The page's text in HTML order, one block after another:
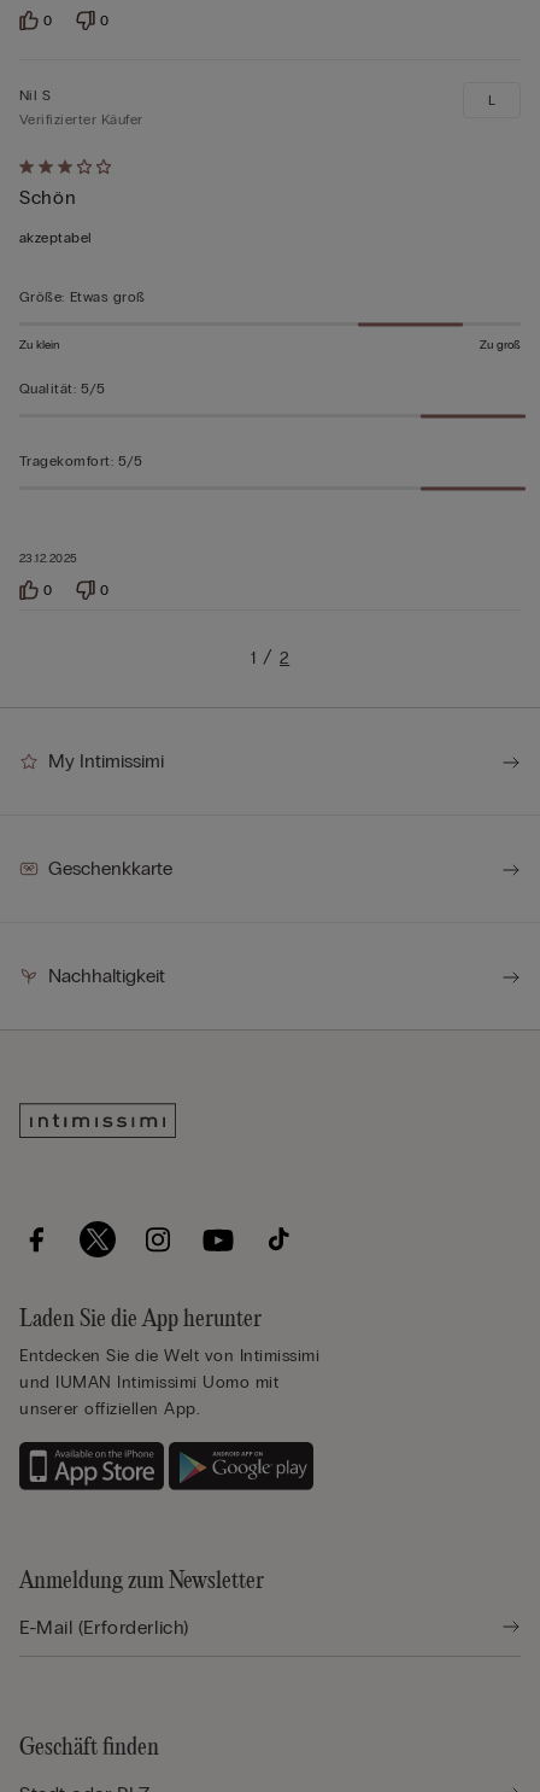
0 0
Mit
3
von
bewertet
23.12.2025
Nil S
Verifizierter Käufer
Schön
akzeptabel
L
Größe: Etwas groß
Zu klein Zu groß
Qualität: 5/5
Tragekomfort: 5/5
0 0
1 2
My Intimissimi
Geschenkkarte
Nachhaltigkeit
Laden Sie die App herunter
Entdecken Sie die Welt von Intimissimi
und IUMAN Intimissimi Uomo mit
unserer offiziellen App.
Anmeldung zum Newsletter
Geschäft finden